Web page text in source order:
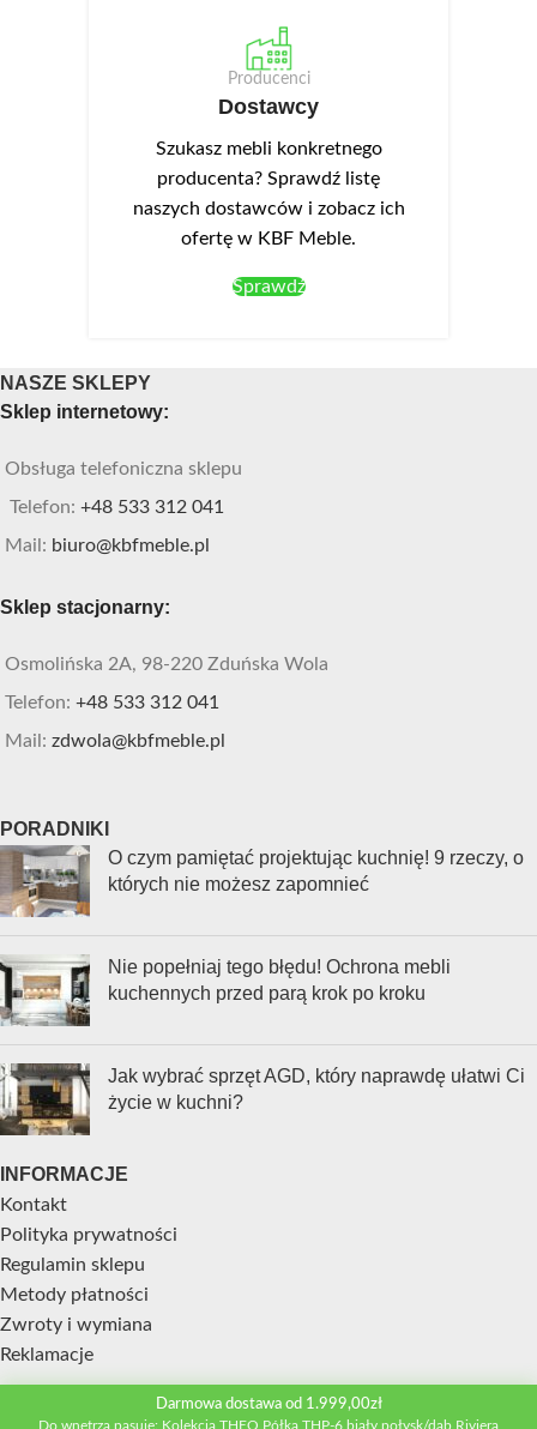
Producenci
Dostawcy
Szukasz mebli konkretnego
producenta? Sprawdź listę
naszych dostawców i zobacz ich
ofertę w KBF Meble.
Sprawdź
NASZE SKLEPY
Sklep internetowy:
Obsługa telefoniczna sklepu
Telefon: +48 533 312 041
Mail: biuro@kbfmeble.pl
Sklep stacjonarny:
Osmolińska 2A, 98-220 Zduńska Wola
Telefon: +48 533 312 041
Mail: zdwola@kbfmeble.pl
PORADNIKI
O czym pamiętać projektując kuchnię! 9 rzeczy, o
których nie możesz zapomnieć
Nie popełniaj tego błędu! Ochrona mebli
kuchennych przed parą krok po kroku
Jak wybrać sprzęt AGD, który naprawdę ułatwi Ci
życie w kuchni?
INFORMACJE
Kontakt
Polityka prywatności
Regulamin sklepu
Metody płatności
Zwroty i wymiana
Reklamacje
STREFA KLIENTADarmowa dostawa od 1.999,00zł
Do wnętrza pasuje: Kolekcja THEO Półka THP-6 biały połysk/dąb Riviera